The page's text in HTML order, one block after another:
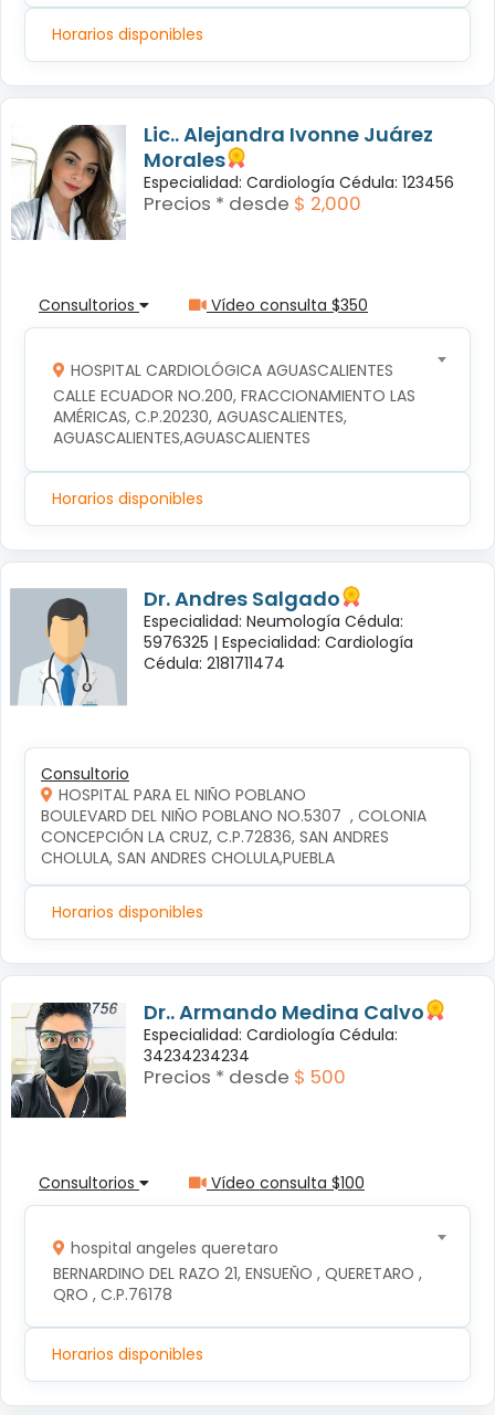
Horarios disponibles
Lic.. Alejandra Ivonne Juárez
Morales
Especialidad: Cardiología Cédula: 123456
Precios * desde $ 2,000
Consultorios Vídeo consulta $350
HOSPITAL CARDIOLÓGICA AGUASCALIENTES
CALLE ECUADOR NO.200, FRACCIONAMIENTO LAS
AMÉRICAS, C.P.20230, AGUASCALIENTES,
AGUASCALIENTES,AGUASCALIENTES
Horarios disponibles
Dr. Andres Salgado
Especialidad: Neumología Cédula:
5976325 | Especialidad: Cardiología
Cédula: 2181711474
Consultorio
HOSPITAL PARA EL NIÑO POBLANO
BOULEVARD DEL NIÑO POBLANO NO.5307  , COLONIA
CONCEPCIÓN LA CRUZ, C.P.72836, SAN ANDRES
CHOLULA, SAN ANDRES CHOLULA,PUEBLA
Horarios disponibles
Dr.. Armando Medina Calvo
Especialidad: Cardiología Cédula:
34234234234
Precios * desde $ 500
Consultorios Vídeo consulta $100
hospital angeles queretaro
BERNARDINO DEL RAZO 21, ENSUEÑO , QUERETARO ,
QRO , C.P.76178
Horarios disponibles